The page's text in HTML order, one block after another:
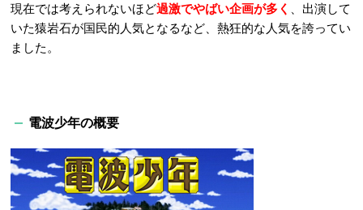
現在では考えられないほど過激でやばい企画が多く
、出演して
いた猿岩石が国民的人気となるなど、熱狂的な人気を誇ってい
ました。
電波少年の概要